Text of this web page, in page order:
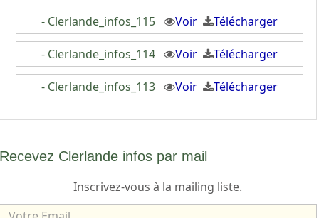
- Clerlande_infos_115 Voir Télécharger
- Clerlande_infos_114 Voir Télécharger
- Clerlande_infos_113 Voir Télécharger
Clerlande infos par mail
Inscrivez-vous à la mailing liste.